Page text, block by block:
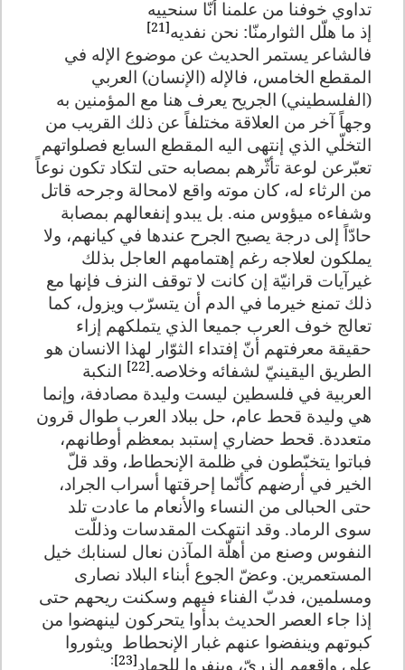
تداوي خوفنا من علمنا أنّا سنحييه
إذ ما هلّل الثوارمنّا: نحن نفديه[21]
فالشاعر يستمر الحديث عن موضوع الإله في
المقطع الخامس، فالإله (الإنسان) العربي
(الفلسطيني) الجريح يعرف هنا مع المؤمنين به
وجهاً آخر من العلاقة مختلفاً عن ذلك القريب من
التخلّي الذي إنتهى اليه المقطع السابع فصلواتهم
تعبّرعن لوعة تأثّرهم بمصابه حتى لتكاد تكون نوعاً
من الرثاء له، كان موته واقع لامحالة وجرحه قاتل
وشفاءه ميؤوس منه. بل يبدو إنفعالهم بمصابة
حادّاً إلى درجة يصبح الجرح عندها في كيانهم، ولا
يملكون لعلاجه رغم إهتمامهم العاجل بذلك
غيرآيات قرانيّة إن كانت لا توقف النزف فإنها مع
ذلك تمنع خيرما في الدم أن يتسرّب ويزول، كما
تعالج خوف العرب جميعا الذي يتملكهم إزاء
حقيقة معرفتهم أنّ إفتداء الثوّار لهذا الانسان هو
الطريق اليقينيّ لشفائه وخلاصه.[22] النكبة
العربية في فلسطين ليست وليدة مصادفة، وإنما
هي وليدة قحط عام، حل ببلاد العرب طوال قرون
متعددة. قحط حضاري إستبد بمعظم أوطانهم،
فباتوا يتخبّطون في ظلمة الإنحطاط، وقد قلّ
الخير في أرضهم كأنّما إحرقتها أسراب الجراد،
حتى الحبالى من النساء والأنعام ما عادت تلد
سوى الرماد. وقد انتهكت المقدسات وذللّت
النفوس وصنع من أهلّة المآذن نعال لسنابك خيل
المستعمرين. وعضّ الجوع أبناء البلاد نصارى
ومسلمين، فدبّ الفناء فيهم وسكنت ريحهم حتى
إذا جاء العصر الحديث بدأوا يتحركون لينهضوا من
كبوتهم وينفضوا عنهم غبار الإنحطاط ويثوروا
على واقعهم الزريّ، وينفروا للجهاد[23]
: